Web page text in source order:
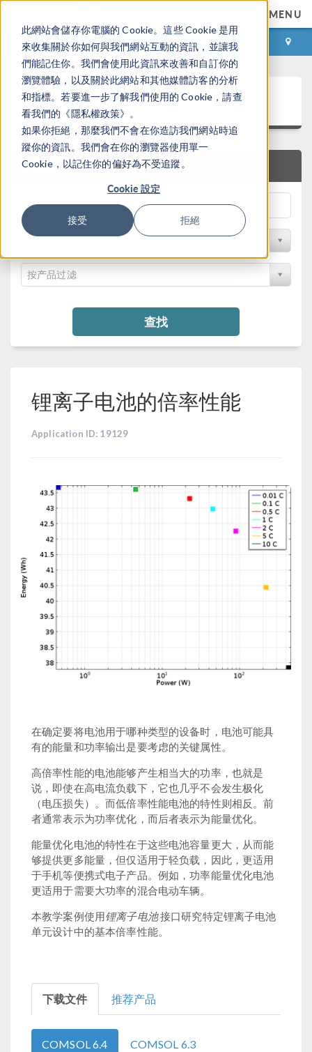
此網站會儲存你電腦的 Cookie。這些 Cookie 是用
來收集關於你如何與我們網站互動的資訊，並讓我
們能記住你。我們會使用此資訊來改善和自訂你的
瀏覽體驗，以及關於此網站和其他媒體訪客的分析
和指標。若要進一步了解我們使用的 Cookie，請查
看我們的《隱私權政策》。
如果你拒絕，那麼我們不會在你造訪我們網站時追
蹤你的資訊。我們會在你的瀏覽器使用單一
Cookie，以記住你的偏好為不受追蹤。
Cookie 設定
接受 拒絕
MENU
登录 咨询与购买
案例下载
快速搜索
按学科过滤
按产品过滤
查找
锂离子电池的倍率性能
Application ID: 19129
在确定要将电池用于哪种类型的设备时，电池可能具
有的能量和功率输出是要考虑的关键属性。
高倍率性能的电池能够产生相当大的功率，也就是
说，即使在高电流负载下，它也几乎不会发生极化
（电压损失）。而低倍率性能电池的特性则相反。前
者通常表示为功率优化，而后者表示为能量优化。
能量优化电池的特性在于这些电池容量更大，从而能
够提供更多能量，但仅适用于轻负载，因此，更适用
于手机等便携式电子产品。例如，功率能量优化电池
更适用于需要大功率的混合电动车辆。
本教学案例使用锂离子电池接口研究特定锂离子电池
单元设计中的基本倍率性能。
下载文件 推荐产品
COMSOL 6.4 COMSOL 6.3